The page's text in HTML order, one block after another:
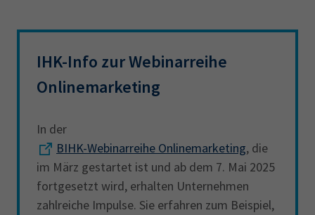
IHK-Info zur Webinarreihe
Onlinemarketing
In der
BIHK-Webinarreihe Onlinemarketing, die
im März gestartet ist und ab dem 7. Mai 2025
fortgesetzt wird, erhalten Unternehmen
zahlreiche Impulse. Sie erfahren zum Beispiel,